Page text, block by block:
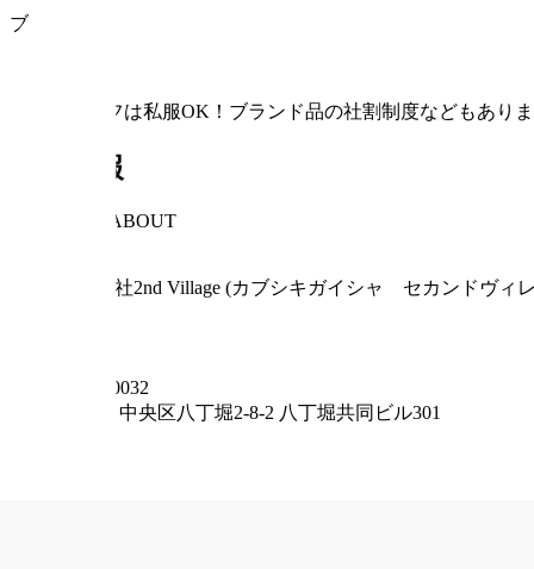
ブランド品/時計/貴金属/ジュエリー/家電/骨董品/楽器/トレカ
内勤スタッフは私服OK！ブランド品の社割制度などもあり
会社情報
COMPANY ABOUT
株式会社2nd Village (カブシキガイシャ セカンドヴィ
104-0032
中央区八丁堀2-8-2 八丁堀共同ビル301